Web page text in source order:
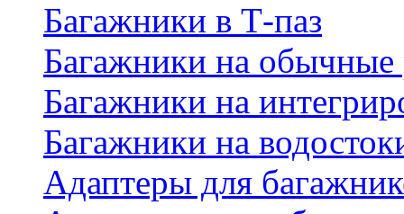
Багажники в Т-паз
Багажники на обычные
Багажники на
Багажники на
Адаптеры для